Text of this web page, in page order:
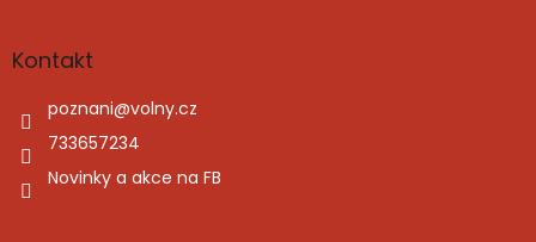
aKontakt
poznani@volny.cz
733657234
Novinky a akce na FB